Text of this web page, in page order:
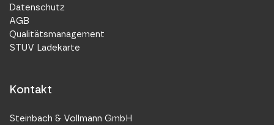
Datenschutz
AGB
Qualitätsmanagement
STUV Ladekarte
Kontakt
Steinbach & Vollmann GmbH